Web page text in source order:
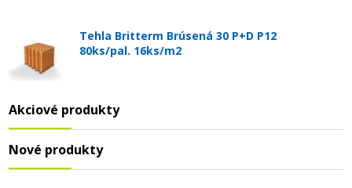
Tehla Britterm Brúsená 30 P+D P12
80ks/pal. 16ks/m2
Akciové produkty
Nové produkty